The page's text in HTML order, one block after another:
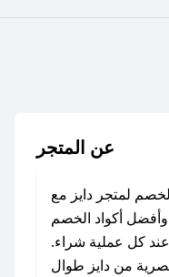
عن المتجر
لمتجر دايز مع
أكواد الخصم
كل عملية شراء.
من دايز طوال